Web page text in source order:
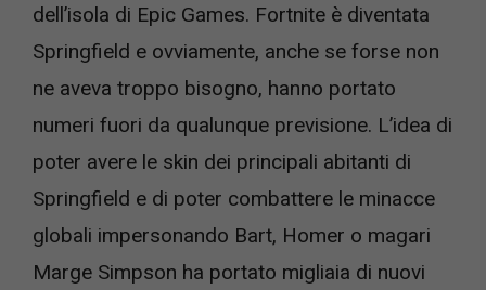
dell’isola di Epic Games. Fortnite è diventata
Springfield e ovviamente, anche se forse non
ne aveva troppo bisogno, hanno portato
numeri fuori da qualunque previsione. L’idea di
poter avere le skin dei principali abitanti di
Springfield e di poter combattere le minacce
globali impersonando Bart, Homer o magari
Marge Simpson ha portato migliaia di nuovi